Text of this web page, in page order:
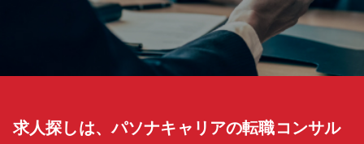
求人探しは、パソナキャリアの転職コンサル